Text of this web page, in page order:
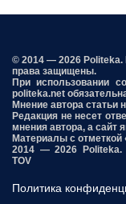
© 2014 — 2026
права защищены.
При использовании
politeka.net
Мнение автора статьи
Редакция не несет
мнения автора, а сайт
Материалы с
2014 — 2026 Politeka.
TOV
Политика